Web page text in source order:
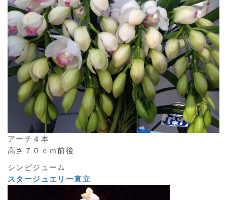
アーチ４本
高さ７０ｃｍ前後
シンビジューム
スタージュエリー直立